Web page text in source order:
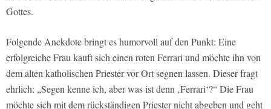
Gottes.
Folgende Anekdote bringt es humorvoll auf den Punkt: Eine
erfolgreiche Frau kauft sich einen roten Ferrari und möchte ihn von
dem alten katholischen Priester vor Ort segnen lassen. Dieser fragt
ehrlich: „Segen kenne ich, aber was ist denn ‚Ferrari‘?“ Die Frau
möchte sich mit dem rückständigen Priester nicht abgeben und geht